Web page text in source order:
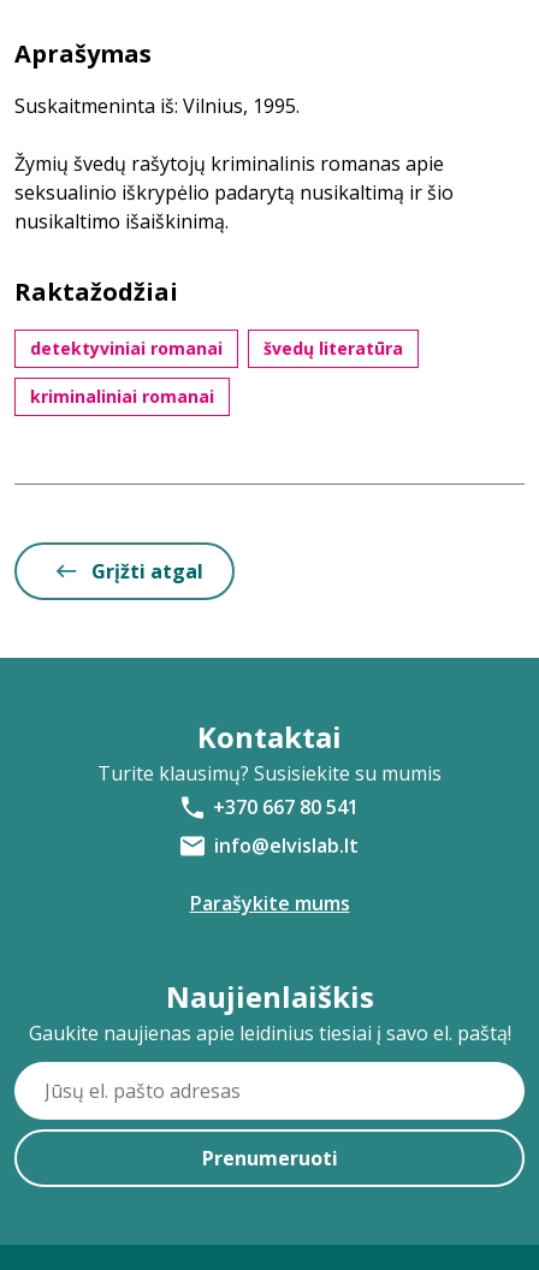
Aprašymas
Suskaitmeninta iš: Vilnius, 1995.
Žymių švedų rašytojų kriminalinis romanas apie
seksualinio iškrypėlio padarytą nusikaltimą ir šio
nusikaltimo išaiškinimą.
Raktažodžiai
detektyviniai romanai švedų literatūra
kriminaliniai romanai
Grįžti atgal
Kontaktai
Turite klausimų? Susisiekite su mumis
+370 667 80 541
info@elvislab.lt
Parašykite mums
Naujienlaiškis
Gaukite naujienas apie leidinius tiesiai į savo el. paštą!
Prenumeruoti